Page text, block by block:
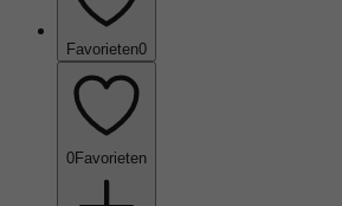
Favorieten0
0Favorieten